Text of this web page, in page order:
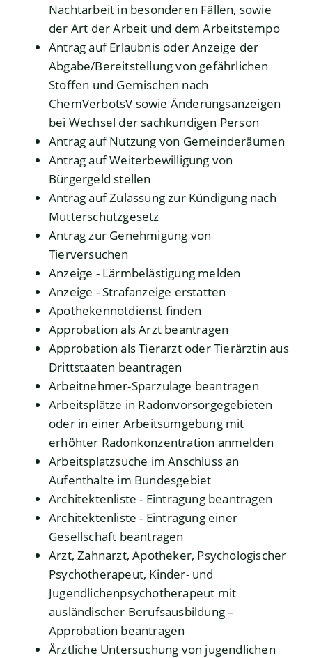
Nachtarbeit in besonderen Fällen, sowie
der Art der Arbeit und dem Arbeitstempo
Antrag auf Erlaubnis oder Anzeige der
Abgabe/Bereitstellung von gefährlichen
Stoffen und Gemischen nach
ChemVerbotsV sowie Änderungsanzeigen
bei Wechsel der sachkundigen Person
Antrag auf Nutzung von Gemeinderäumen
Antrag auf Weiterbewilligung von
Bürgergeld stellen
Antrag auf Zulassung zur Kündigung nach
Mutterschutzgesetz
Antrag zur Genehmigung von
Tierversuchen
Anzeige - Lärmbelästigung melden
Anzeige - Strafanzeige erstatten
Apothekennotdienst finden
Approbation als Arzt beantragen
Approbation als Tierarzt oder Tierärztin aus
Drittstaaten beantragen
Arbeitnehmer-Sparzulage beantragen
Arbeitsplätze in Radonvorsorgegebieten
oder in einer Arbeitsumgebung mit
erhöhter Radonkonzentration anmelden
Arbeitsplatzsuche im Anschluss an
Aufenthalte im Bundesgebiet
Architektenliste - Eintragung beantragen
Architektenliste - Eintragung einer
Gesellschaft beantragen
Arzt, Zahnarzt, Apotheker, Psychologischer
Psychotherapeut, Kinder- und
Jugendlichenpsychotherapeut mit
ausländischer Berufsausbildung –
Approbation beantragen
Ärztliche Untersuchung von jugendlichen